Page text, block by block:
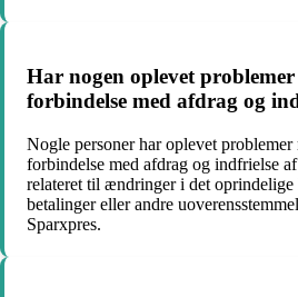
Har nogen oplevet
forbindelse med afdrag og
Nogle personer har oplevet problemer
forbindelse med afdrag og indfrielse
relateret til ændringer i det
betalinger eller andre
Sparxpres.